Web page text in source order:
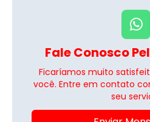
Fale Conosco
Ficaríamos muito
você. Entre em contato
seu